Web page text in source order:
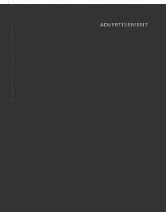
ADVERTISEMENT